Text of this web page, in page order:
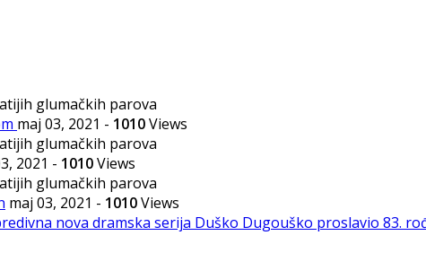
maj 03, 2021 - 1010Views
2021 - 1010Views
maj 03, 2021 - 1010Views
nova dramska serija Duško Dugouško proslavio 83.